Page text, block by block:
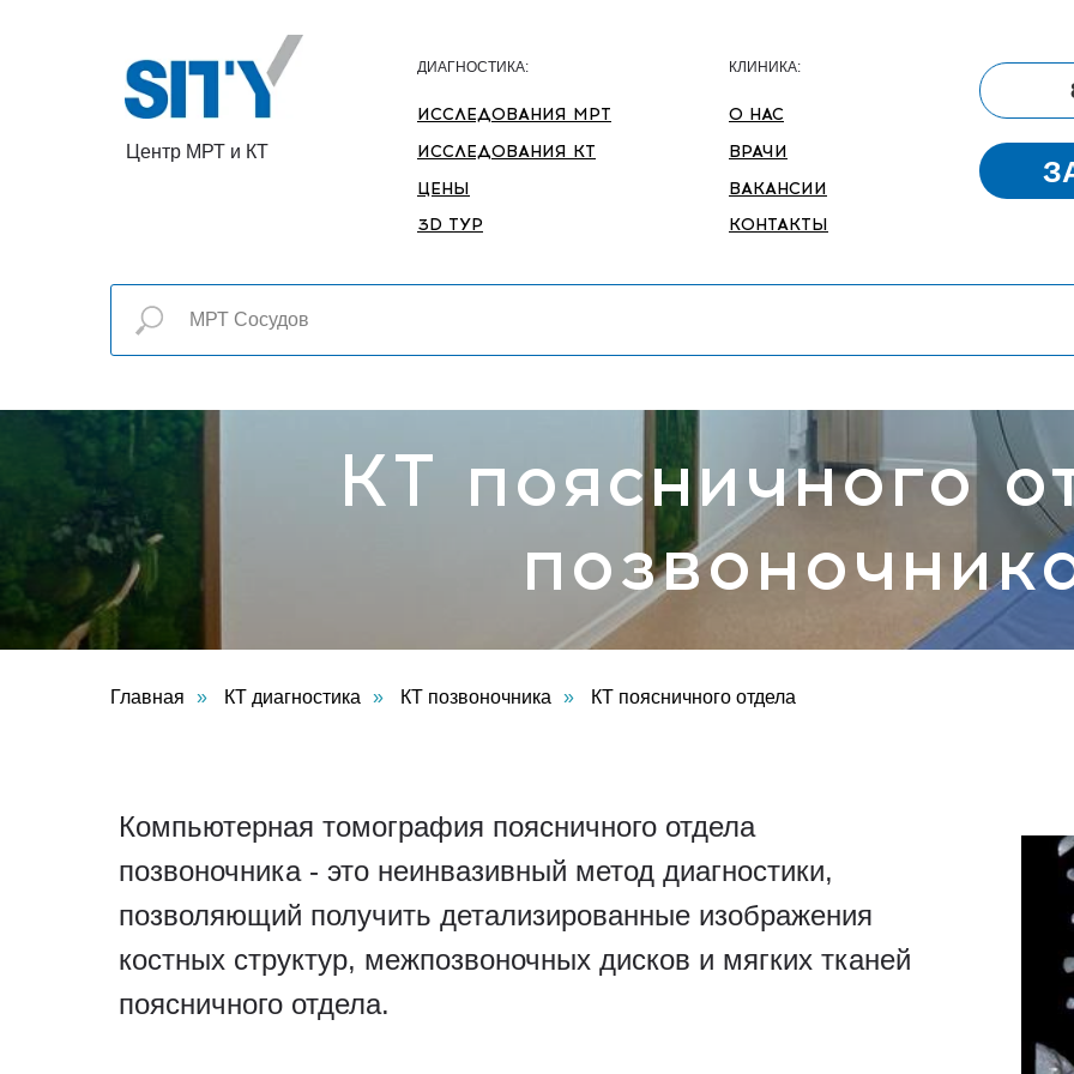
Центр МРТ и КТ
ИССЛЕДОВАНИЯ МРТ
ИССЛЕДОВАНИЯ КТ
ЦЕНЫ
О НАС
ВРАЧИ
3D ТУР
КЛИНИКА:
ДИАГНОСТИКА:
КОНТАКТЫ
ВАКАНСИИ
КТ поясничного
Главная » КТ диагностика » КТ позвоночника » КТ поясничного отдела
Компьютерная томография поясничного отдела
позвоночника - это неинвазивный метод диагностики,
позволяющий получить детализированные изображения
костных структур, межпозвоночных дисков и мягких тканей
поясничного отдела.